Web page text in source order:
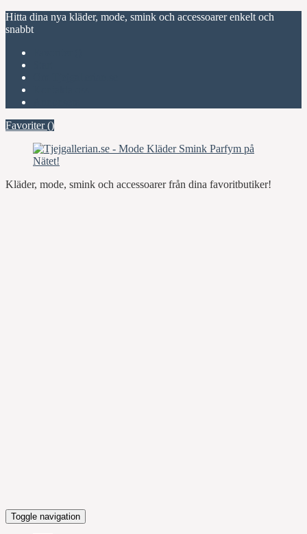
Hitta dina nya kläder, mode, smink och accessoarer enkelt och
snabbt
Favoriter ()
Kläder, mode, smink och accessoarer från dina favoritbutiker!
Toggle navigation